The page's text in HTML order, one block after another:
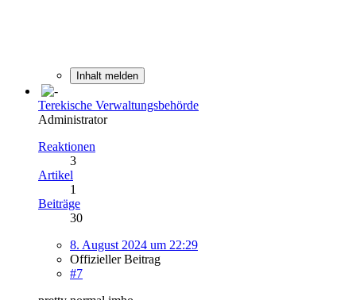
Inhalt melden
Terekische Verwaltungsbehörde
Administrator
Reaktionen
3
Artikel
1
Beiträge
30
8. August 2024 um 22:29
Offizieller Beitrag
#7